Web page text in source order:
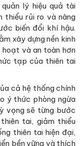
lý hiệu quả tài
thiểu rủi ro và nâng
biến đổi khí hậu.
xây dựng nền kinh
và an toàn hơn
tạp của thiên tai
cả hệ thống chính
ý thức phòng ngừa
vọng sẽ từng bước
tai, giảm thiểu
thiên tai hiện đại,
bền vững và thích